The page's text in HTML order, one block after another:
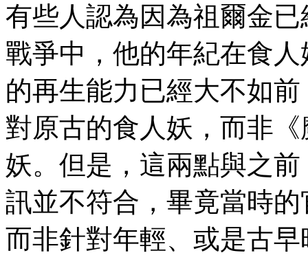
有些人認為因為祖爾金
戰爭中，他的年紀在食
的再生能力已經大不如
對原古的食人妖，而非
妖。但是，這兩點與之
訊並不符合，畢竟當時
而非針對年輕、或是古